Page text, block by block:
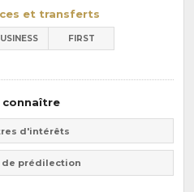
et transferts
FIRST
connaître
d'intérêts
de prédilection